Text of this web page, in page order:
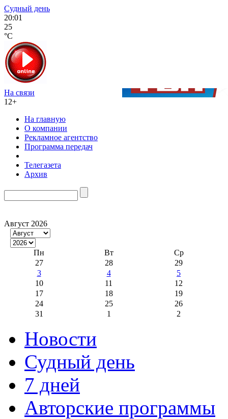
Судный день
20:01
25
°C
На связи
12+
На главную
О компании
Рекламное агентство
Программа передач
Телегазета
Архив
Август 2026
Пн Вт
Ср
27
28
29
3
4
5
10
11
12
17
18
19
24
25
26
31
1 2
Новости
Судный день
7 дней
Авторские программы